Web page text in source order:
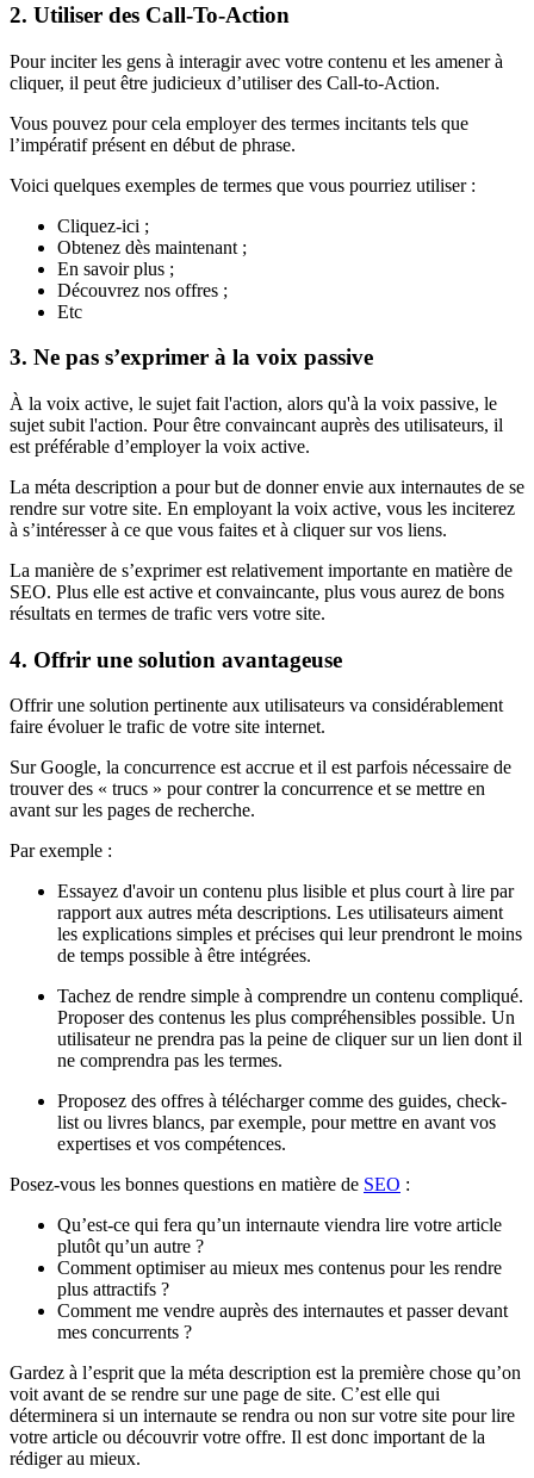
2. Utiliser des Call-To-Action
Pour inciter les gens à interagir avec votre contenu et les amener à
cliquer, il peut être judicieux d’utiliser des Call-to-Action.
Vous pouvez pour cela employer des termes incitants tels que
l’impératif présent en début de phrase.
Voici quelques exemples de termes que vous pourriez utiliser :
Cliquez-ici ;
Obtenez dès maintenant ;
En savoir plus ;
Découvrez nos offres ;
Etc
3. Ne pas s’exprimer à la voix passive
À la voix active, le sujet fait l'action, alors qu'à la voix passive, le
sujet subit l'action. Pour être convaincant auprès des utilisateurs, il
est préférable d’employer la voix active.
La méta description a pour but de donner envie aux internautes de se
rendre sur votre site. En employant la voix active, vous les inciterez
à s’intéresser à ce que vous faites et à cliquer sur vos liens.
La manière de s’exprimer est relativement importante en matière de
SEO. Plus elle est active et convaincante, plus vous aurez de bons
résultats en termes de trafic vers votre site.
4. Offrir une solution avantageuse
Offrir une solution pertinente aux utilisateurs va considérablement
faire évoluer le trafic de votre site internet.
Sur Google, la concurrence est accrue et il est parfois nécessaire de
trouver des « trucs » pour contrer la concurrence et se mettre en
avant sur les pages de recherche.
Par exemple :
Essayez d'avoir un contenu plus lisible et plus court à lire par
rapport aux autres méta descriptions. Les utilisateurs aiment
les explications simples et précises qui leur prendront le moins
de temps possible à être intégrées.
Tachez de rendre simple à comprendre un contenu compliqué.
Proposer des contenus les plus compréhensibles possible. Un
utilisateur ne prendra pas la peine de cliquer sur un lien dont il
ne comprendra pas les termes.
Proposez des offres à télécharger comme des guides, check-
list ou livres blancs, par exemple, pour mettre en avant vos
expertises et vos compétences.
Posez-vous les bonnes questions en matière de SEO :
Qu’est-ce qui fera qu’un internaute viendra lire votre article
plutôt qu’un autre ?
Comment optimiser au mieux mes contenus pour les rendre
plus attractifs ?
Comment me vendre auprès des internautes et passer devant
mes concurrents ?
Gardez à l’esprit que la méta description est la première chose qu’on
voit avant de se rendre sur une page de site. C’est elle qui
déterminera si un internaute se rendra ou non sur votre site pour lire
votre article ou découvrir votre offre. Il est donc important de la
rédiger au mieux.